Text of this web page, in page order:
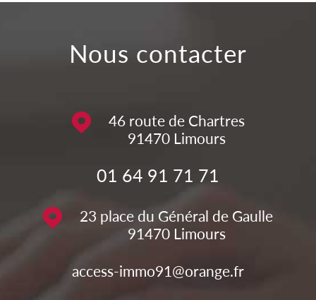
nous contacter
46 route de Chartres
91470 Limours
01 64 91 71 71
23 place du Général de Gaulle
91470 Limours
access-immo91@orange.fr